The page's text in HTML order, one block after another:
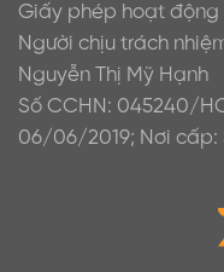
Giấy phép hoạt
Người chịu trách
Nguyễn Thị Mỹ Hạnh
Số CCHN: 045240/
06/06/2019; Nơi cấp: